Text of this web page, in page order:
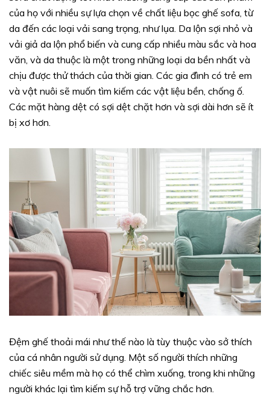
của họ với nhiều sự lựa chọn về chất liệu bọc ghế sofa, từ
da đến các loại vải sang trọng, như lụa. Da lộn sợi nhỏ và
vải giả da lộn phổ biến và cung cấp nhiều màu sắc và hoa
văn, và da thuộc là một trong những loại da bền nhất và
chịu được thử thách của thời gian. Các gia đình có trẻ em
và vật nuôi sẽ muốn tìm kiếm các vật liệu bền, chống ố.
Các mặt hàng dệt có sợi dệt chặt hơn và sợi dài hơn sẽ ít
bị xơ hơn.
Đệm ghế thoải mái như thế nào là tùy thuộc vào sở thích
của cá nhân người sử dụng. Một số người thích những
chiếc siêu mềm mà họ có thể chìm xuống, trong khi những
người khác lại tìm kiếm sự hỗ trợ vững chắc hơn.